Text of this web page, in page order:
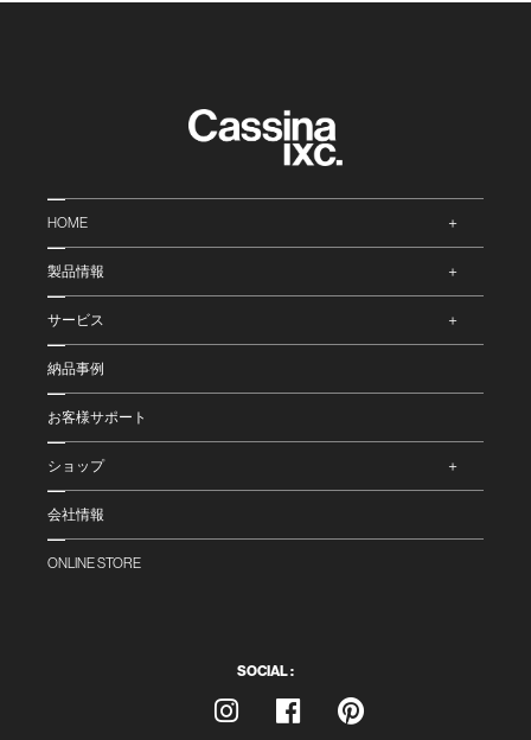
HOME
製品情報
サービス
納品事例
お客様サポート
ショップ
会社情報
ONLINE STORE
SOCIAL :